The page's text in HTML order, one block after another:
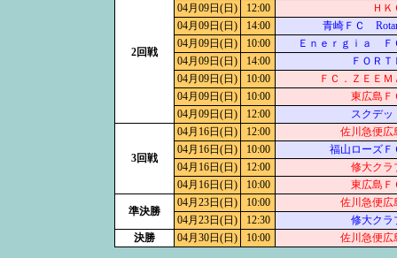
2回戦
04月09日(日)
12:00
ＨＫ
04月09日(日)
14:00
青崎ＦＣ
04月09日(日)
10:00
Ｅｎｅｒｇｉａ Ｆ
04月09日(日)
14:00
ＦＯＲＴ
04月09日(日)
10:00
ＦＣ．ＺＥＥＭ
04月09日(日)
10:00
東広島Ｆ
04月09日(日)
12:00 スクデッ
3回戦
04月16日(日) 12:00
佐川急便広
04月16日(日)
10:00
福山ローズＦ
04月16日(日)
12:00
修大クラ
04月16日(日)
10:00 東広島Ｆ
準決勝
04月23日(日) 10:00
佐川急便広
04月23日(日)
12:30
修大クラ
決勝
04月30日(日) 10:00 佐川急便広